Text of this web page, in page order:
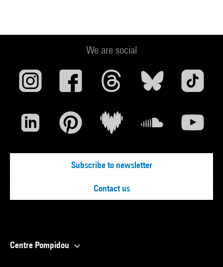
We are social
Subscribe to newsletter
Contact us
Centre Pompidou